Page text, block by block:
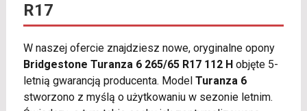
R17
W naszej ofercie znajdziesz nowe, oryginalne opony
Bridgestone Turanza 6 265/65 R17 112 Hobjęte 5-
letnią gwarancją producenta. Model Turanza 6
stworzono z myślą o użytkowaniu w sezonie letnim.